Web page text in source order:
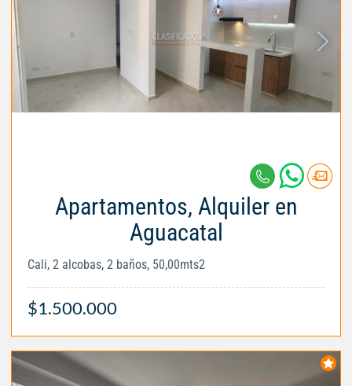
Apartamentos, Alquiler en
Aguacatal
Cali, 2 alcobas, 2 baños, 50,00mts2
$1.500.000